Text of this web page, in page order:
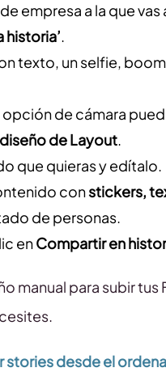
empresa a la que
historia’.
texto, un selfie,
opción de cámara
de Layout.
que quieras y edítalo.
constickers,
de personas.
enCompartir en
manual para subir
stories desde el